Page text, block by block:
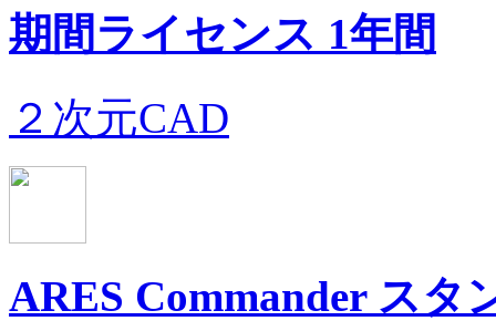
期間ライセンス 1年間
２次元CAD
ARES Commander スタ